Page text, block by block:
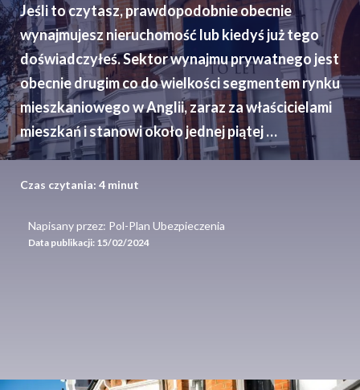
Jeśli to czytasz, prawdopodobnie obecnie
wynajmujesz nieruchomość lub kiedyś już tego
doświadczyłeś. Sektor wynajmu prywatnego jest
obecnie drugim co do wielkości segmentem rynku
mieszkaniowego w Anglii, zaraz za właścicielami
mieszkań i stanowi około jednej piątej …
Czas czytania: 4 minut
Napisany przez: Pol-Plan Ubezpieczenia
Data publikacji: 15/02/2024